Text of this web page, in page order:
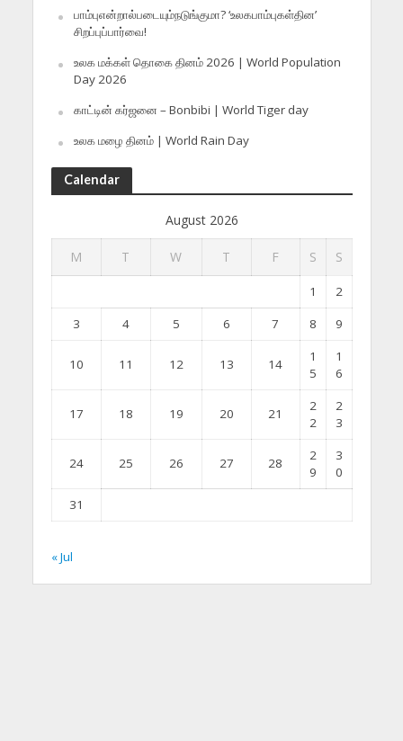
பாம்புஎன்றால்படையும்நடுங்குமா? ‘உலகபாம்புகள்தின’
சிறப்புப்பார்வை!
உலக மக்கள் தொகை தினம் 2026 | World Population
Day 2026
காட்டின் கர்ஜனை – Bonbibi | World Tiger day
உலக மழை தினம் | World Rain Day
Calendar
August 2026
M T W T F S S
1
2
3
4 5 6 7 8 9
10 11 12 13 14
1
5
1
6
17 18 19 20 21
2
2
2
3
24 25 26 27 28
2
9
3
0
31
« Jul